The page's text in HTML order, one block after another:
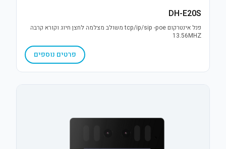
DH-E20S
פנל אינטרקום tcp/ip/sip -poe משולב מצלמה לחצן חיוג וקורא קרבה
13.56MHZ
פרטים נוספים